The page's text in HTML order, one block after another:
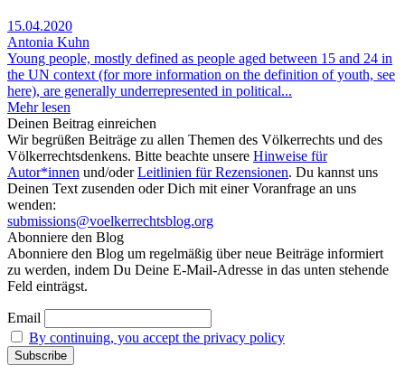
15.04.2020
Antonia Kuhn
Young people, mostly defined as people aged between 15 and 24 in
the UN context (for more information on the definition of youth, see
here), are generally underrepresented in political...
Mehr lesen
Deinen Beitrag einreichen
Wir begrüßen Beiträge zu allen Themen des Völkerrechts und des
Völkerrechtsdenkens. Bitte beachte unsere Hinweise für
Autor*innen und/oderLeitlinien für Rezensionen. Du kannst uns
Deinen Text zusenden oder Dich mit einer Voranfrage an uns
wenden:
submissions@voelkerrechtsblog.org
Abonniere den Blog
Abonniere den Blog um regelmäßig über neue Beiträge informiert
zu werden, indem Du Deine E-Mail-Adresse in das unten stehende
Feld einträgst.
Email
By continuing, you accept the privacy policy